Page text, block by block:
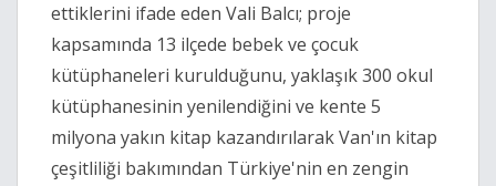
ettiklerini ifade eden Vali Balcı; proje
kapsamında 13 ilçede bebek ve çocuk
kütüphaneleri kurulduğunu, yaklaşık 300 okul
kütüphanesinin yenilendiğini ve kente 5
milyona yakın kitap kazandırılarak Van'ın kitap
çeşitliliği bakımından Türkiye'nin en zengin